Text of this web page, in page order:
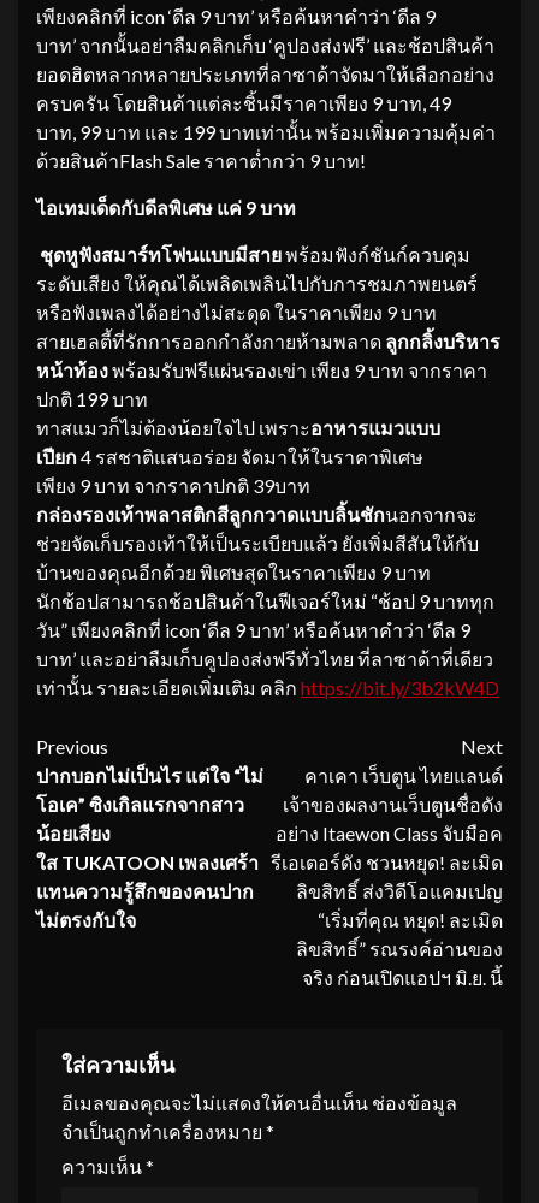
เพียงคลิกที่ icon ‘ดีล 9 บาท’ หรือค้นหาคำว่า ‘ดีล 9
บาท’ จากนั้นอย่าลืมคลิกเก็บ ‘คูปองส่งฟรี’ และช้อปสินค้า
ยอดฮิตหลากหลายประเภทที่ลาซาด้าจัดมาให้เลือกอย่าง
ครบครัน โดยสินค้าแต่ละชิ้นมีราคาเพียง 9 บาท, 49
บาท, 99 บาท และ 199 บาทเท่านั้น พร้อมเพิ่มความคุ้มค่า
ด้วยสินค้าFlash Sale ราคาต่ำกว่า 9 บาท!
ไอเทมเด็ดกับดีลพิเศษ แค่ 9บาท
ชุดหูฟังสมาร์ทโฟนแบบมีสายพร้อมฟังก์ชันก์ควบคุม
ระดับเสียง ให้คุณได้เพลิดเพลินไปกับการชมภาพยนตร์
หรือฟังเพลงได้อย่างไม่สะดุด ในราคาเพียง 9 บาท
สายเฮลตี้ที่รักการออกกำลังกายห้ามพลาด ลูกกลิ้งบริหาร
หน้าท้องพร้อมรับฟรีแผ่นรองเข่า เพียง 9 บาท จากราคา
ปกติ 199 บาท
ทาสแมวก็ไม่ต้องน้อยใจไป เพราะอาหารแมวแบบ
เปียก4 รสชาติแสนอร่อย จัดมาให้ในราคาพิเศษ
เพียง 9 บาท จากราคาปกติ 39บาท
กล่องรองเท้าพลาสติกสีลูกกวาดแบบลิ้นชักนอกจากจะ
ช่วยจัดเก็บรองเท้าให้เป็นระเบียบแล้ว ยังเพิ่มสีสันให้กับ
บ้านของคุณอีกด้วย พิเศษสุดในราคาเพียง 9 บาท
นักช้อปสามารถช้อปสินค้าในฟีเจอร์ใหม่ “ช้อป 9 บาททุก
วัน” เพียงคลิกที่ icon ‘ดีล 9 บาท’ หรือค้นหาคำว่า ‘ดีล 9
บาท’ และอย่าลืมเก็บคูปองส่งฟรีทั่วไทย ที่ลาซาด้าที่เดียว
เท่านั้น รายละเอียดเพิ่มเติม คลิก https://bit.ly/3b2kW4D
Continue
Reading
Previous
ปากบอกไม่เป็นไร แต่ใจ “ไม่
โอเค” ซิงเกิลแรกจากสาว
น้อยเสียง
ใส TUKATOON เพลงเศร้า
แทนความรู้สึกของคนปาก
ไม่ตรงกับใจ
Next
คาเคา เว็บตูน ไทยแลนด์
เจ้าของผลงานเว็บตูนชื่อดัง
อย่าง Itaewon Class จับมือค
รีเอเตอร์ดัง ชวนหยุด! ละเมิด
ลิขสิทธิ์ ส่งวิดีโอแคมเปญ
“เริ่มที่คุณ หยุด! ละเมิด
ลิขสิทธิ์” รณรงค์อ่านของ
จริง ก่อนเปิดแอปฯ มิ.ย. นี้
ใส่ความเห็น
อีเมลของคุณจะไม่แสดงให้คนอื่นเห็น ช่องข้อมูล
จำเป็นถูกทำเครื่องหมาย *
ความเห็น*